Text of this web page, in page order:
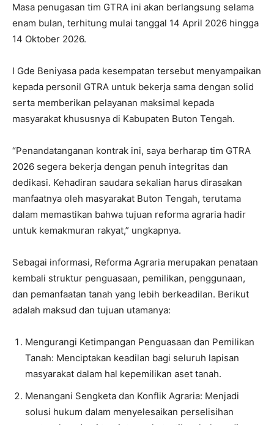
​Masa penugasan tim GTRA ini akan berlangsung selama
enam bulan, terhitung mulai tanggal 14 April 2026 hingga
14 Oktober 2026.
I Gde Beniyasa pada kesempatan tersebut menyampaikan
kepada personil GTRA untuk bekerja sama dengan solid
serta memberikan pelayanan maksimal kepada
masyarakat khususnya di Kabupaten Buton Tengah.
“Penandatanganan kontrak ini, saya berharap tim GTRA
2026 segera bekerja dengan penuh integritas dan
dedikasi. Kehadiran saudara sekalian harus dirasakan
manfaatnya oleh masyarakat Buton Tengah, terutama
dalam memastikan bahwa tujuan reforma agraria hadir
untuk kemakmuran rakyat,” ungkapnya.
Sebagai informasi, Reforma Agraria merupakan penataan
kembali struktur penguasaan, pemilikan, penggunaan,
dan pemanfaatan tanah yang lebih berkeadilan. Berikut
adalah maksud dan tujuan utamanya:
​Mengurangi Ketimpangan Penguasaan dan Pemilikan
Tanah: Menciptakan keadilan bagi seluruh lapisan
masyarakat dalam hal kepemilikan aset tanah.
​Menangani Sengketa dan Konflik Agraria: Menjadi
solusi hukum dalam menyelesaikan perselisihan